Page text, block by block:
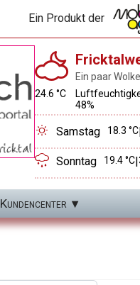
Ein Produkt der
Ein paar
24.6 °C
48%
Samstag 18.3 °C
Sonntag 19.4 °C|
Kundencenter